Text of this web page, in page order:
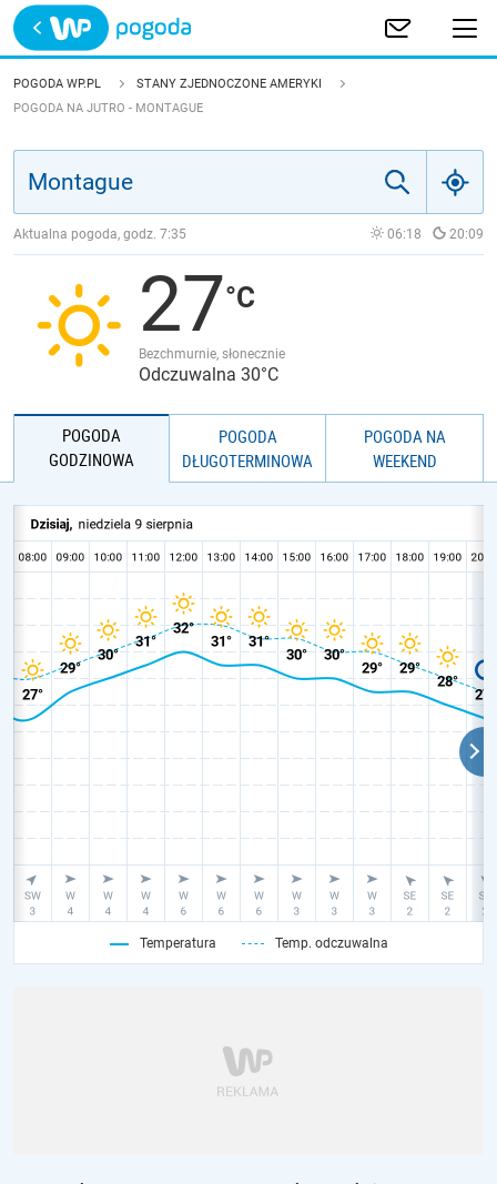
Trwa ładowanie
POLSKA
JAKOŚĆ POWIETRZA
POGODA WP.PL
STANY ZJEDNOCZONE AMERYKI
POGODA NA JUTRO - MONTAGUE
Aktualna pogoda, godz. 7:35 06:18 20:09
27
Bezchmurnie, słonecznie
Odczuwalna 30°C
POGODA
GODZINOWA
POGODA
DŁUGOTERMINOWA
POGODA NA
WEEKEND
Temperatura Temp. odczuwalna